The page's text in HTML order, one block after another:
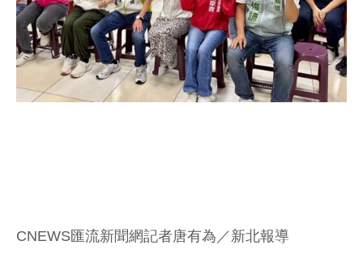
CNEWS匯流新聞網記者唐有為／新北報導